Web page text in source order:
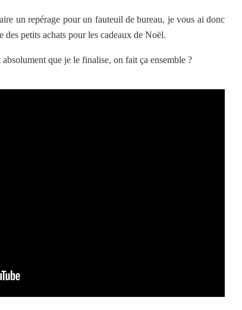
un repérage pour un fauteuil de bureau, je vous ai donc
des petits achats pour les cadeaux de Noël.
que je le finalise, on fait ça ensemble ?